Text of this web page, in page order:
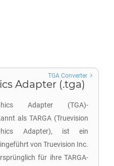
Adapter (.tga)
Adapter (TGA)-
als TARGA (Truevision
Adapter), ist ein
von Truevision Inc.
für ihre TARGA-
TGA Converter